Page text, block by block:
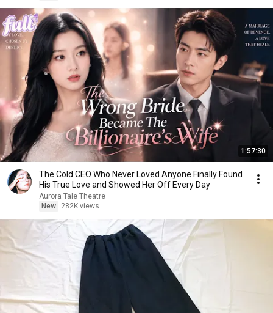
1:57:30
The Cold CEO Who Never Loved Anyone Finally Found
His True Love and Showed Her Off Every Day
Aurora Tale Theatre
New
282K views